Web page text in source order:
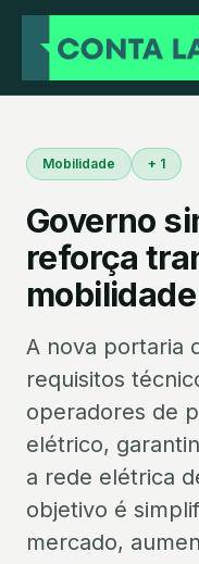
Mobilidade + 1
Governo
reforça
A nova portaria
requisitos
operadores de
elétrico,
a rede elétrica
objetivo é
mercado,